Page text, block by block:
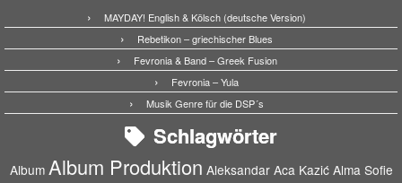
MAYDAY! English & Kölsch (deutsche Version)
Rebetikon – griechischer Blues
Fevronia & Band – Greek Fusion
Fevronia – Yula
Musik Genre für die DSP´s
Schlagwörter
Album Album Produktion Aleksandar Aca Kazić Alma Sofie